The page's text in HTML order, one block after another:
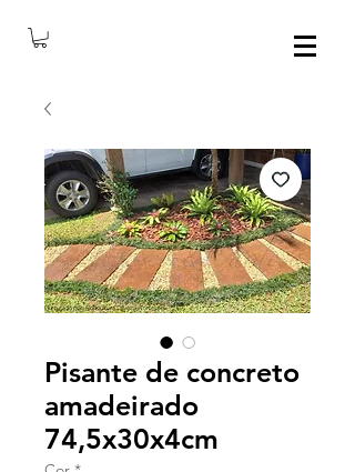
Pisante de concreto
amadeirado
74,5x30x4cm